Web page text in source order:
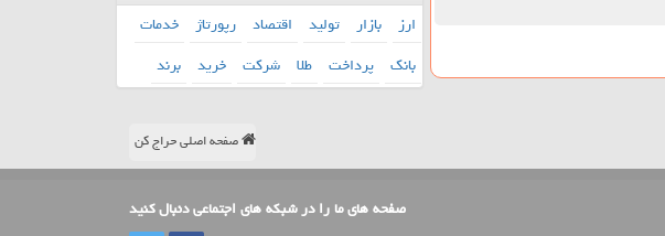
ارز بازار تولید اقتصاد رپورتاژ خدمات
بانك پرداخت طلا شركت خرید برند
صفحه اصلی حراج کن
صفحه های ما را در شبکه های اجتماعی دنبال کنید